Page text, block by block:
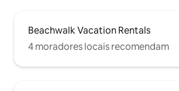
Beachwalk Vacation Rentals
4 moradores locais recomendam